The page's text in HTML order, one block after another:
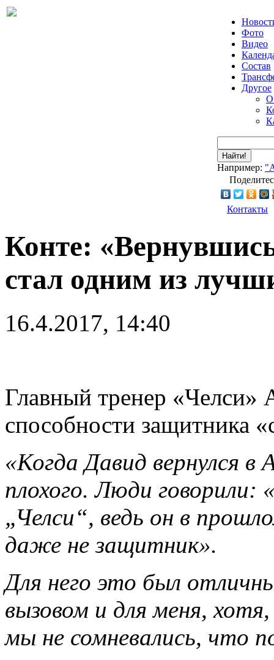
Фото
Видео
Состав
Другое
О
Найти!
Например:
Контакты
Конте:
стал одним из
16.4.2017, 14:40
Главный тренер «Челси»
способности защитника
«Когда Давид вернулся
плохого. Люди говорили:
„Челси“, ведь он в
даже не защитник».
Для него это был
вызовом и для меня,
мы не сомневались, что